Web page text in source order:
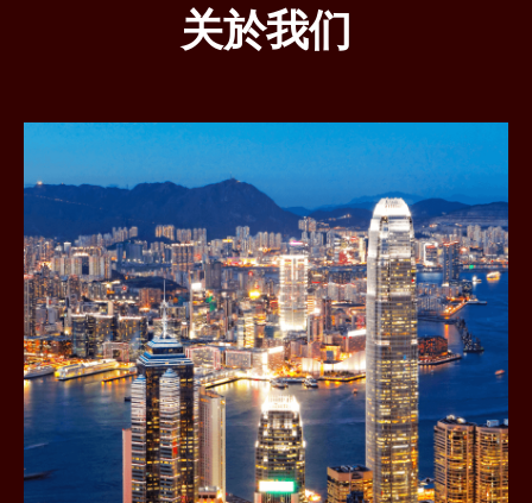
关於我们
证
香
港
有
限
公
司
(乐
天